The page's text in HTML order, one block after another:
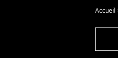
Accueil